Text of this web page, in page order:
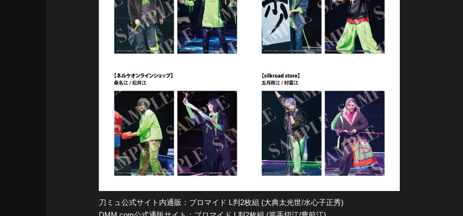
刀ミュ公式サイト内通販：ブロマイド L判2枚組 (大典太光世/水心子正秀)